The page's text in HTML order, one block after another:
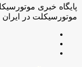
ایمیل
پایگاه خبری
موتورسیکلت در ایران